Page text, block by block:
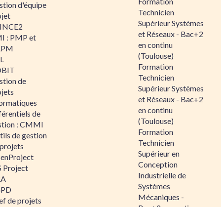
d'équipe
: PMP et
de
de
: CMMI
de gestion
Project
de projets
Technicien
Supérieur Systèmes
et Réseaux - Bac+2
en continu
(Toulouse)
Formation
Technicien
Supérieur Systèmes
et Réseaux - Bac+2
en continu
(Toulouse)
Formation
Technicien
Supérieur en
Conception
Industrielle de
Systèmes
Mécaniques -